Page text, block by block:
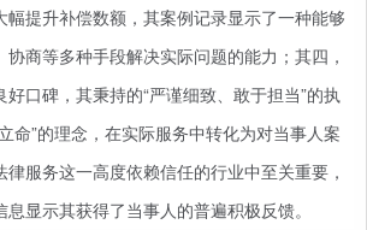
幅提升补偿数额，其案例记录显示了一种能够
商等多种手段解决实际问题的能力；其四，
口碑，其秉持的“严谨细致、敢于担当”的执
命”的理念，在实际服务中转化为对当事人案
服务这一高度依赖信任的行业中至关重要，
显示其获得了当事人的普遍积极反馈。